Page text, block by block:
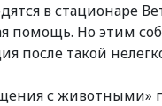
в стационаре
помощь. Но этим
после такой
с животными»